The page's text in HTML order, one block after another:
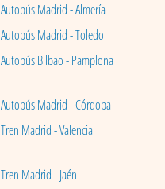
Autobús Madrid - Almería
Autobús Madrid - Toledo
Autobús Bilbao - Pamplona
Autobús Madrid - Córdoba
Tren Madrid - Valencia
Tren Madrid - Jaén